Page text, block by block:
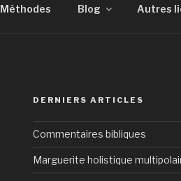
Méthodes Blog Autres
DERNIERS ARTICLES
Commentaires bibliques
Marguerite holistique